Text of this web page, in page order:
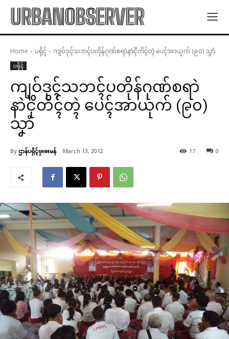
URBANOBSERVER
Home ပရိုၚ် ကျဝ်ဒုၚ်သဘၚ်ပတိုန်ဂုဏ်စရာဲနာဲၚိုဲတိၚ်တ္ၚဲ ပေၚ်အာယုက် (၉၀) သၞာံ
ပရိုၚ်
ကျဝ်ဒုၚ်သဘၚ်ပတိုန်ဂုဏ်စရာဲ
နာဲၚိုဲတိၚ်တ္ၚဲ ပေၚ်အာယုက် (၉၀)
သၞာံ
By ဌာန်ပရိုၚ်ဗၠးၜးမန် March 13, 2012 0
17